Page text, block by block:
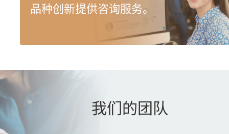
品种创新提供咨询服务。
我们的团队